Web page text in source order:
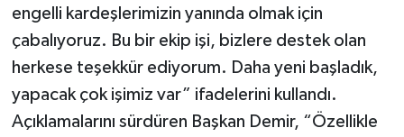
engelli kardeşlerimizin yanında olmak için
çabalıyoruz. Bu bir ekip işi, bizlere destek olan
herkese teşekkür ediyorum. Daha yeni başladık,
yapacak çok işimiz var” ifadelerini kullandı.
Açıklamalarını sürdüren Başkan Demir, “Özellikle